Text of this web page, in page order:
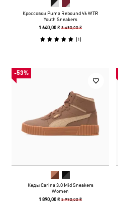
Кроссовки Puma Rebound V6 WTR
Youth Sneakers
1 640,00 ₴3 490,00 ₴
(1)
-53%
Кеды Carina 3.0 Mid Sneakers
Women
1 890,00 ₴3 990,00 ₴